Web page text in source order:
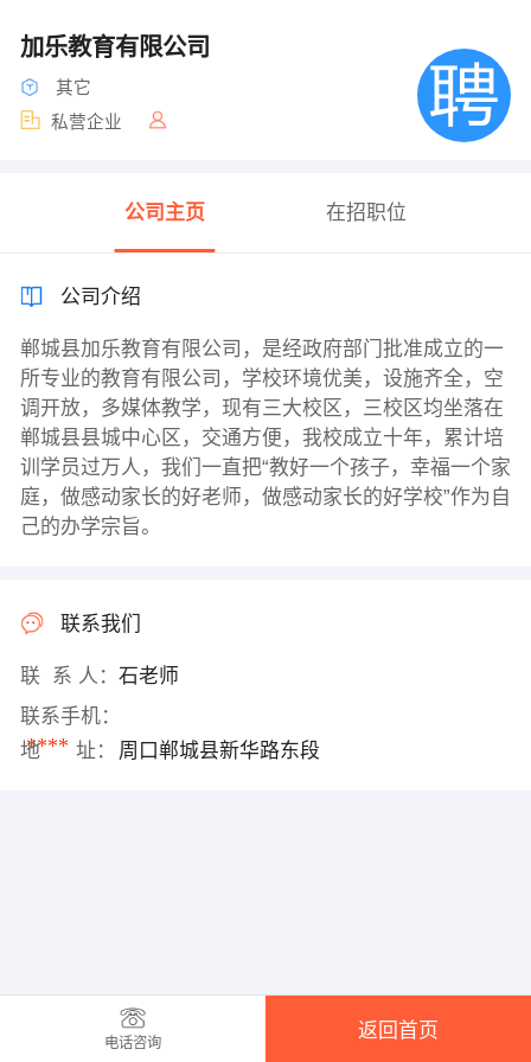
加乐教育有限公司
其它
私营企业
公司主页 在招职位
公司介绍
郸城县加乐教育有限公司，是经政府部门批准成立的一
所专业的教育有限公司，学校环境优美，设施齐全，空
调开放，多媒体教学，现有三大校区，三校区均坐落在
郸城县县城中心区，交通方便，我校成立十年，累计培
训学员过万人，我们一直把“教好一个孩子，幸福一个家
庭，做感动家长的好老师，做感动家长的好学校”作为自
己的办学宗旨。
联系我们
联 系 人： 石老师
联系手机：
****
地 址： 周口郸城县新华路东段
电话咨询
返回首页